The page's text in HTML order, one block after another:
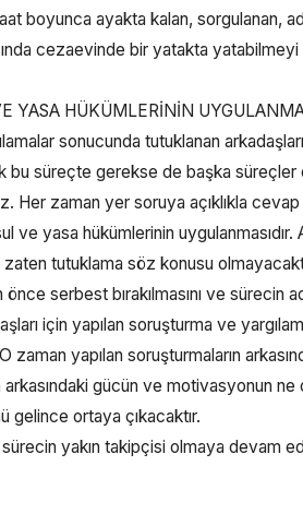
boyunca ayakta kalan, sorgulanan,
cezaevinde bir yatakta yatabilmeyi
YASA HÜKÜMLERİNİN
sonucunda tutuklanan
bu süreçte gerekse de başka
Her zaman yer soruya açıklıkla
ve yasa hükümlerinin
zaten tutuklama söz konusu
serbest bırakılmasını ve sürecin
için yapılan soruşturma ve
zaman yapılan soruşturmaların
arkasındaki gücün ve motivasyonun ne
gelince ortaya çıkacaktır.
yakın takipçisi olmaya devam